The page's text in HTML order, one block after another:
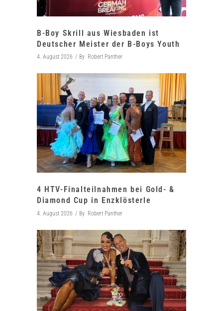
B-Boy Skrill aus Wiesbaden ist
Deutscher Meister der B-Boys Youth
4. August 2026 By Robert Panther
4 HTV-Finalteilnahmen bei Gold- &
Diamond Cup in Enzklösterle
4. August 2026 By Robert Panther